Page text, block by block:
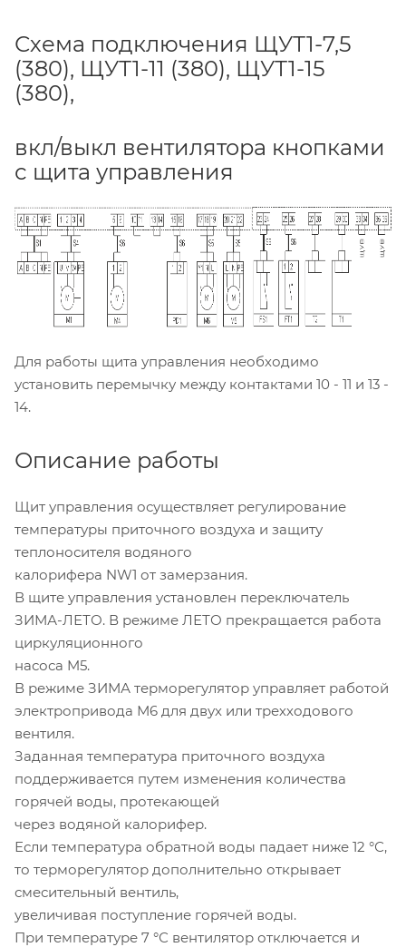
Схема подключения ЩУТ1-7,5
(380), ЩУТ1-11 (380), ЩУТ1-15
(380),
вкл/выкл вентилятора кнопками
с щита управления
Для работы щита управления необходимо
установить перемычку между контактами 10 - 11 и 13 -
14.
Описание работы
Щит управления осуществляет регулирование
температуры приточного воздуха и защиту
теплоносителя водяного
калорифера NW1 от замерзания.
В щите управления установлен переключатель
ЗИМА-ЛЕТО. В режиме ЛЕТО прекращается работа
циркуляционного
насоса M5.
В режиме ЗИМА терморегулятор управляет работой
электропривода М6 для двух или трехходового
вентиля.
Заданная температура приточного воздуха
поддерживается путем изменения количества
горячей воды, протекающей
через водяной калорифер.
Если температура обратной воды падает ниже 12 °С,
то терморегулятор дополнительно открывает
смесительный вентиль,
увеличивая поступление горячей воды.
При температуре 7 °С вентилятор отключается и